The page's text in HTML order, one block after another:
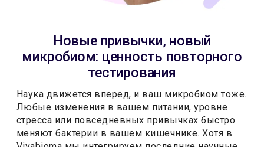
Новые привычки, новый
микробиом: ценность повторного
тестирования
Наука движется вперед, и ваш микробиом тоже.
Любые изменения в вашем питании, уровне
стресса или повседневных привычках быстро
меняют бактерии в вашем кишечнике. Хотя в